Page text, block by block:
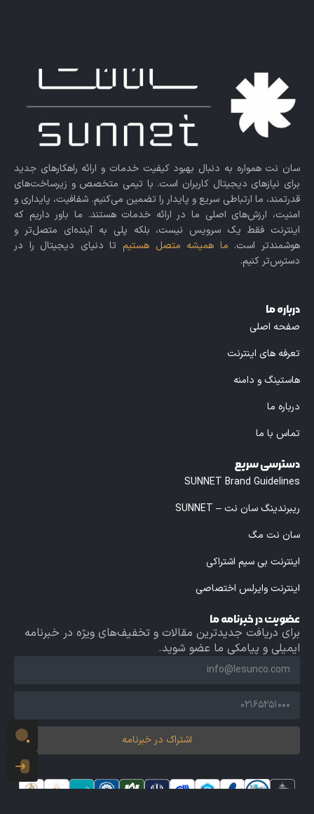
سان نت همواره به دنبال بهبود کیفیت خدمات و ارائه راهکارهای جدید
برای نیازهای دیجیتال کاربران است. با تیمی متخصص و زیرساخت‌های
قدرتمند، ما ارتباطی سریع و پایدار را تضمین می‌کنیم. شفافیت، پایداری و
امنیت، ارزش‌های اصلی ما در ارائه خدمات هستند. ما باور داریم که
اینترنت فقط یک سرویس نیست، بلکه پلی به آینده‌ای متصل‌تر و
هوشمندتر است. ما همیشه متصل هستیم تا دنیای دیجیتال را در
دسترس‌تر کنیم.
درباره ما
صفحه اصلی
تعرفه های اینترنت
هاستینگ و دامنه
درباره ما
تماس با ما
دسترسی سریع
SUNNET Brand Guidelines
ریبرندینگ سان نت – SUNNET
سان نت مگ
اینترنت بی سیم اشتراکی
اینترنت وایرلس اختصاصی
عضویت در خبرنامه ما
برای دریافت جدیدترین مقالات و تخفیف‌های ویژه در خبرنامه
ایمیلی و پیامکی ما عضو شوید.
اشتراک در خبرنامه